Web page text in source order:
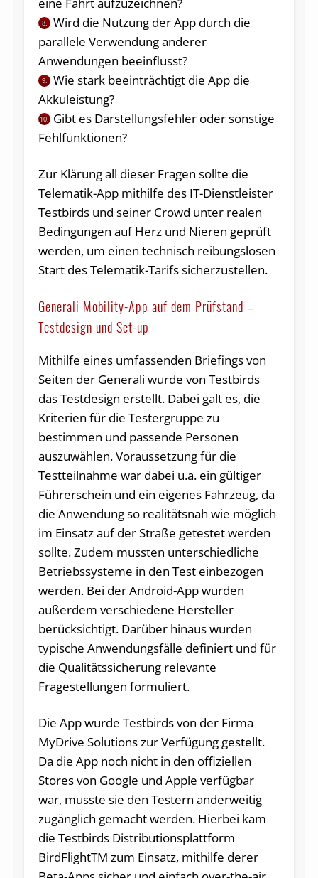
8.
Wird die Nutzung der App durch die
parallele Verwendung anderer
Anwendungen beeinflusst?
9.
Wie stark beeinträchtigt die App die
Akkuleistung?
10.
Gibt es Darstellungsfehler oder sonstige
Fehlfunktionen?
Zur Klärung all dieser Fragen sollte die
Telematik-App mithilfe des IT-Dienstleister
Testbirds und seiner Crowd unter realen
Bedingungen auf Herz und Nieren geprüft
werden, um einen technisch reibungslosen
Start des Telematik-Tarifs sicherzustellen.
Generali Mobility-App auf dem Prüfstand –
Testdesign und Set-up
Mithilfe eines umfassenden Briefings von
Seiten der Generali wurde von Testbirds
das Testdesign erstellt. Dabei galt es, die
Kriterien für die Testergruppe zu
bestimmen und passende Personen
auszuwählen. Voraussetzung für die
Testteilnahme war dabei u.a. ein gültiger
Führerschein und ein eigenes Fahrzeug, da
die Anwendung so realitätsnah wie möglich
im Einsatz auf der Straße getestet werden
sollte. Zudem mussten unterschiedliche
Betriebssysteme in den Test einbezogen
werden. Bei der Android-App wurden
außerdem verschiedene Hersteller
berücksichtigt. Darüber hinaus wurden
typische Anwendungsfälle definiert und für
die Qualitätssicherung relevante
Fragestellungen formuliert.
Die App wurde Testbirds von der Firma
MyDrive Solutions zur Verfügung gestellt.
Da die App noch nicht in den offiziellen
Stores von Google und Apple verfügbar
war, musste sie den Testern anderweitig
zugänglich gemacht werden. Hierbei kam
die Testbirds Distributionsplattform
BirdFlightTM zum Einsatz, mithilfe derer